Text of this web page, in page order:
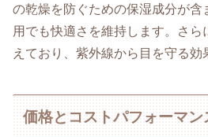
の乾燥を防ぐための保湿成分が含
用でも快適さを維持します。さ
えており、紫外線から目を守る効
価格とコストパフォーマン